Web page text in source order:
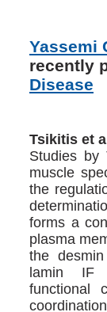
Yassemi
recently
Disease
Tsikitis et
Studies by
muscle
the
forms a
plasma
the
lamin IF
functional